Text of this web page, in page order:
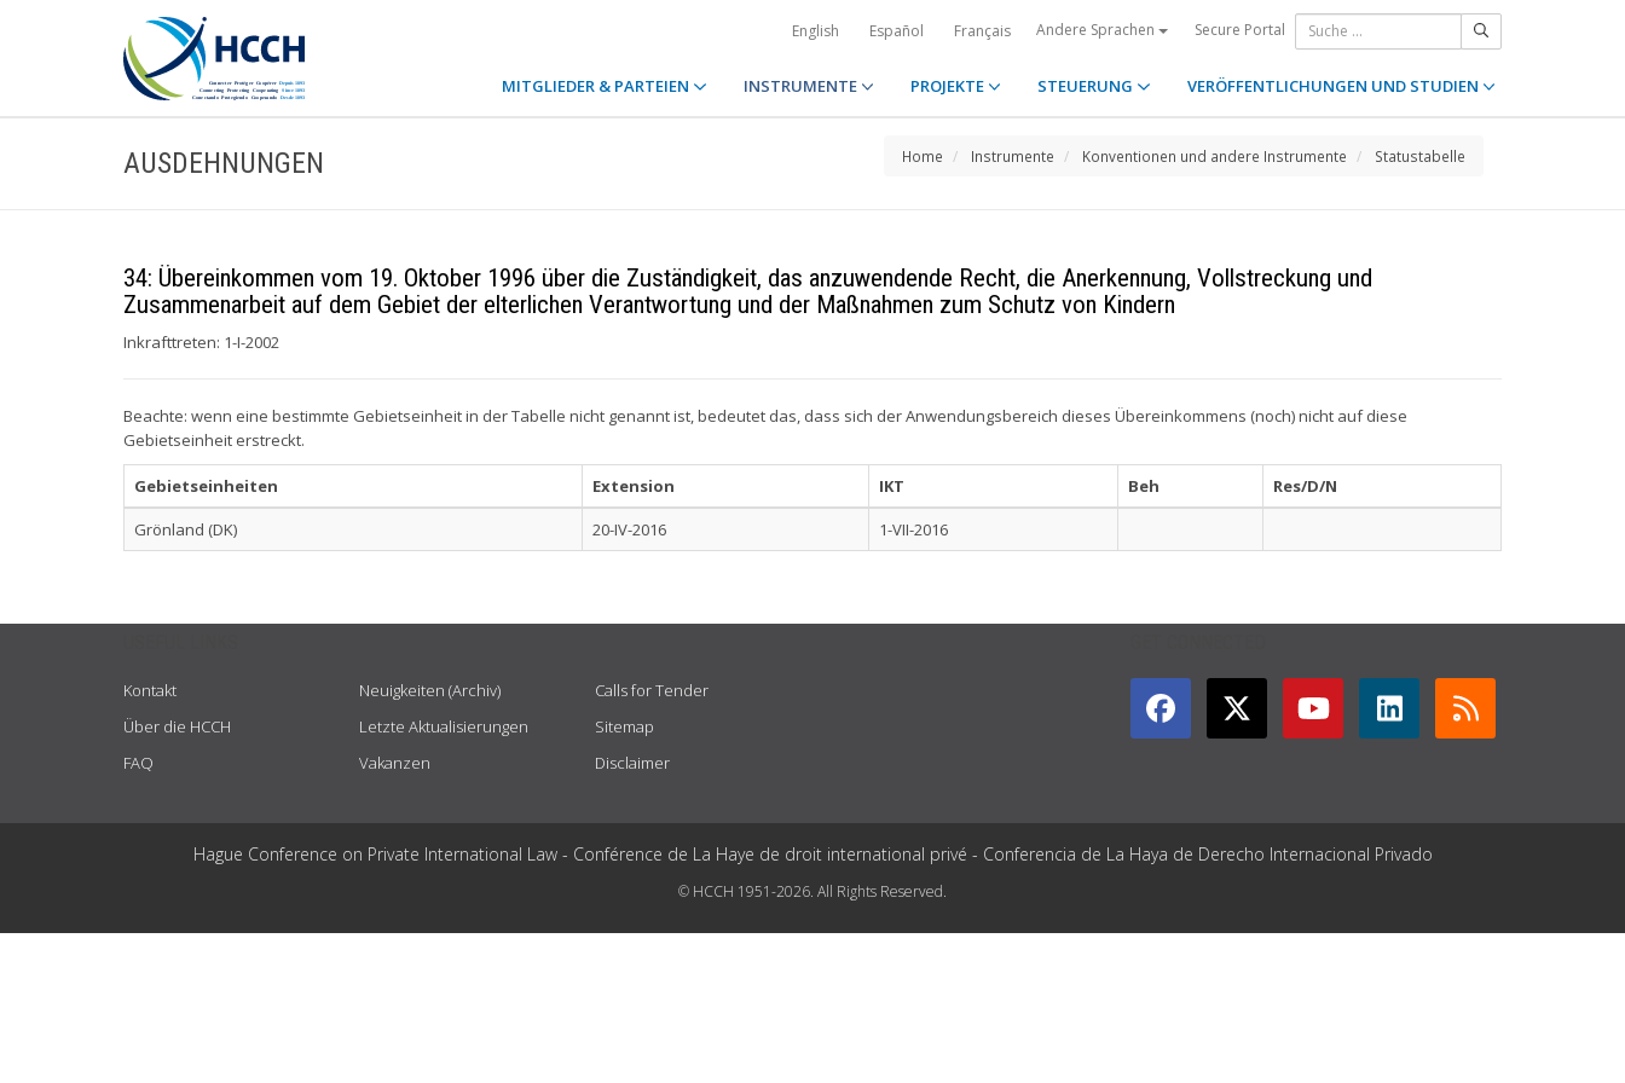
English Español Français Andere Sprachen Secure Portal
MITGLIEDER & PARTEIEN INSTRUMENTE PROJEKTE STEUERUNG VERÖFFENTLICHUNGEN UND STUDIEN
AUSDEHNUNGEN Home Instrumente Konventionen und andere Instrumente Statustabelle
34: Übereinkommen vom 19. Oktober 1996 über die Zuständigkeit, das anzuwendende Recht, die Anerkennung, Vollstreckung und
Zusammenarbeit auf dem Gebiet der elterlichen Verantwortung und der Maßnahmen zum Schutz von Kindern
Inkrafttreten: 1-I-2002
Beachte: wenn eine bestimmte Gebietseinheit in der Tabelle nicht genannt ist, bedeutet das, dass sich der Anwendungsbereich dieses Übereinkommens (noch) nicht auf diese
Gebietseinheit erstreckt.
Gebietseinheiten Extension IKT Beh
Res/D/N
Grönland (DK)
20-IV-2016 1-VII-2016
Kontakt
Über die HCCH
FAQ
Neuigkeiten (Archiv)
Letzte Aktualisierungen
Vakanzen
Calls for Tender
Sitemap
Disclaimer
Hague Conference on Private International Law - Conférence de La Haye de droit international privé - Conferencia de La Haya de Derecho Internacional Privado
© HCCH 1951-2026. All Rights Reserved.